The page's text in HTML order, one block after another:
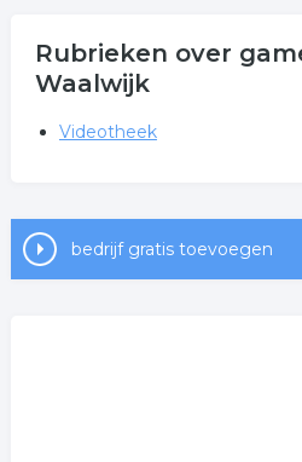
Rubrieken over
Waalwijk
Videotheek
bedrijf gratis toevoegen